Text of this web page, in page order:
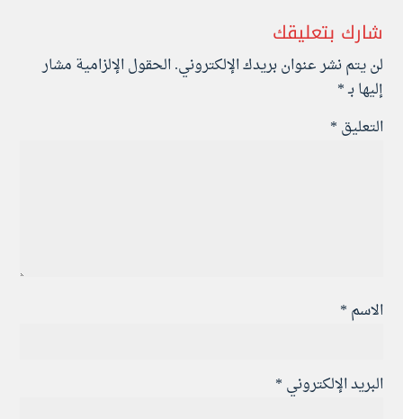
شارك بتعليقك
لن يتم نشر عنوان بريدك الإلكتروني.الحقول الإلزامية مشار
إليها بـ*
التعليق *
الاسم *
البريد الإلكتروني *